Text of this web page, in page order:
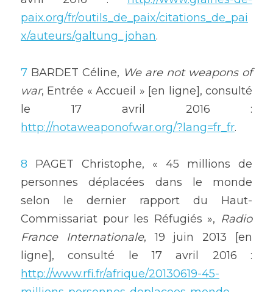
paix.org/fr/outils_de_paix/citations_de_pai
x/auteurs/galtung_johan.
7 BARDET Céline, We are not weapons of
war, Entrée « Accueil » [en ligne], consulté
http://notaweaponofwar.org/?lang=fr_fr.
8 PAGET Christophe, « 45 millions de
personnes déplacées dans le monde
selon le dernier rapport du Haut-
Commissariat pour les Réfugiés », Radio
France Internationale, 19 juin 2013 [en
http://www.rfi.fr/afrique/20130619-45-